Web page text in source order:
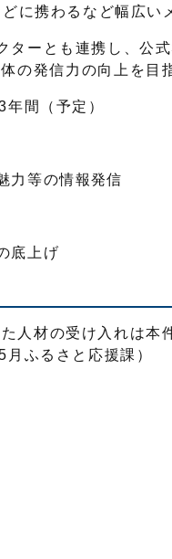
に携わるなど幅広い
ターとも連携し、公
の発信力の向上を目
間（予定）
力等の情報発信
底上げ
人材の受け入れは本
ふるさと応援課）